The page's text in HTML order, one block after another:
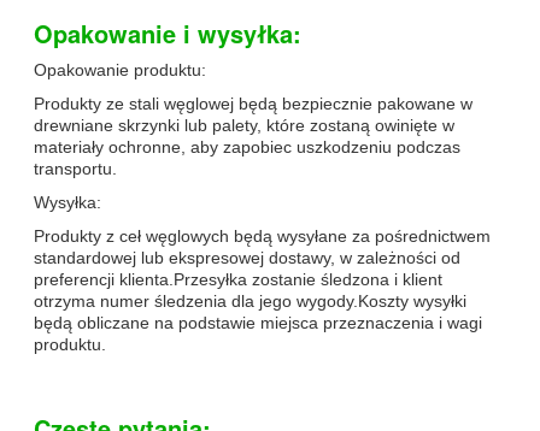
Opakowanie i wysyłka:
Opakowanie produktu:
Produkty ze stali węglowej będą bezpiecznie pakowane w
drewniane skrzynki lub palety, które zostaną owinięte w
materiały ochronne, aby zapobiec uszkodzeniu podczas
transportu.
Wysyłka:
Produkty z ceł węglowych będą wysyłane za pośrednictwem
standardowej lub ekspresowej dostawy, w zależności od
preferencji klienta.Przesyłka zostanie śledzona i klient
otrzyma numer śledzenia dla jego wygody.Koszty wysyłki
będą obliczane na podstawie miejsca przeznaczenia i wagi
produktu.